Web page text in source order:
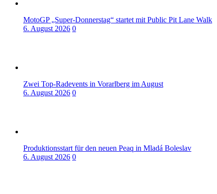
MotoGP „Super-Donnerstag“ startet mit Public Pit Lane Walk
6. August 2026 0
Zwei Top-Radevents in Vorarlberg im August
6. August 2026 0
Produktionsstart für den neuen Peaq in Mladá Boleslav
6. August 2026 0